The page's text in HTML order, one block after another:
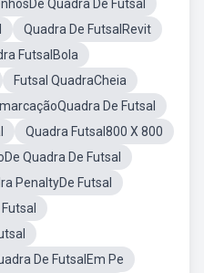
Quadra De Futsal
Quadra De FutsalRevit
FutsalBola
Futsal QuadraCheia
De Futsal
Quadra Futsal800 X 800
Quadra De Futsal
PenaltyDe Futsal
De FutsalEm Pe